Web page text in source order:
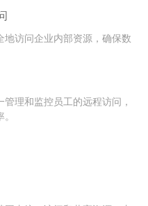
地访问企业内部资源，确保数
理和监控员工的远程访问，